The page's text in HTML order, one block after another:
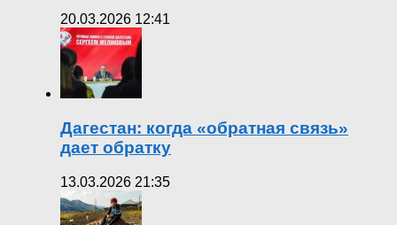
20.03.2026 12:41
Дагестан: когда «обратная связь»
дает обратку
13.03.2026 21:35